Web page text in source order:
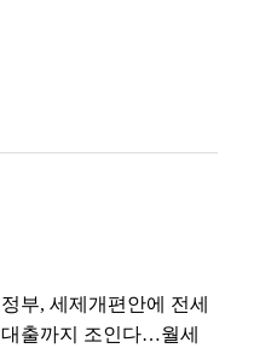
정부, 세제개편안에 전세
대출까지 조인다…월세